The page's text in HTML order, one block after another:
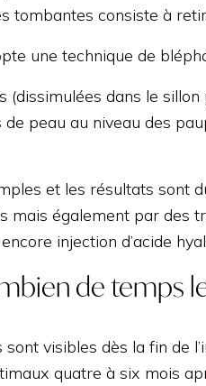
tombantes consiste à
une technique de
(dissimulées dans le
peau au niveau des
et les résultats sont
mais également par des
injection d’acide
de temps
visibles dès la fin de
quatre à six mois